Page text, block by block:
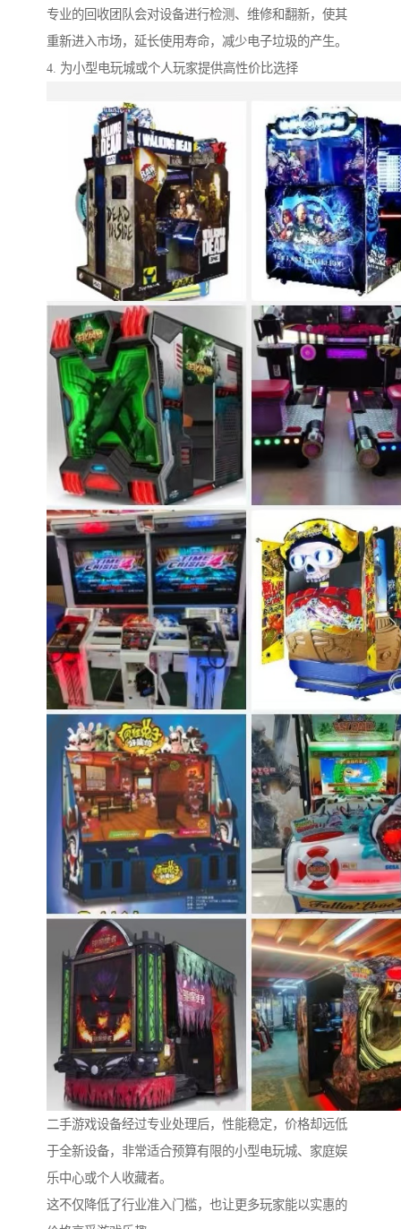
专业的回收团队会对设备进行检测、维修和翻新，使其
重新进入市场，延长使用寿命，减少电子垃圾的产生。
4. 为小型电玩城或个人玩家提供高性价比选择
二手游戏设备经过专业处理后，性能稳定，价格却远低
于全新设备，非常适合预算有限的小型电玩城、家庭娱
乐中心或个人收藏者。
这不仅降低了行业准入门槛，也让更多玩家能以实惠的